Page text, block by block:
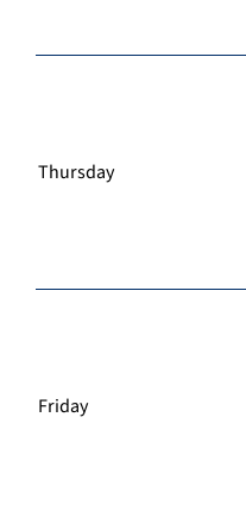
Thursday
Friday